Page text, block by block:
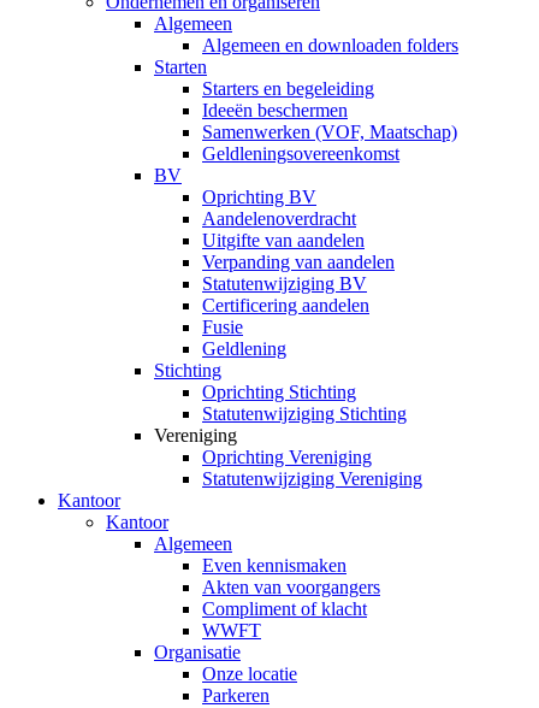
Algemeen
Algemeen en downloaden folders
Starten
Starters en begeleiding
Ideeën beschermen
Samenwerken (VOF, Maatschap)
Geldleningsovereenkomst
BV
Oprichting BV
Aandelenoverdracht
Uitgifte van aandelen
Verpanding van aandelen
Statutenwijziging BV
Certificering aandelen
Fusie
Geldlening
Stichting
Oprichting Stichting
Statutenwijziging Stichting
Vereniging
Oprichting Vereniging
Statutenwijziging Vereniging
Kantoor
Kantoor
Algemeen
Even kennismaken
Akten van voorgangers
Compliment of klacht
WWFT
Organisatie
Onze locatie
Parkeren